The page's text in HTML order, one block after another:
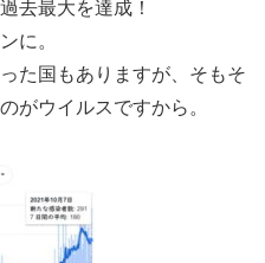
去最大を達成！
に。
た国もありますが、そもそ
がウイルスですから。